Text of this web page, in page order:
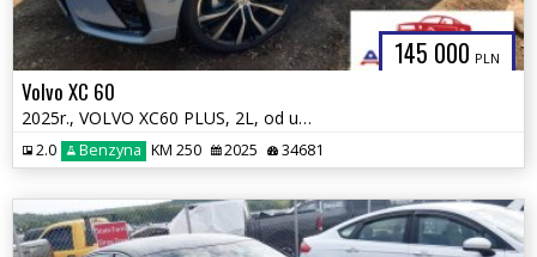
145 000 PLN
Volvo XC 60
2025r., VOLVO XC60 PLUS, 2L, od ubezpieczalni
2.0 Benzyna KM 250 2025 34681